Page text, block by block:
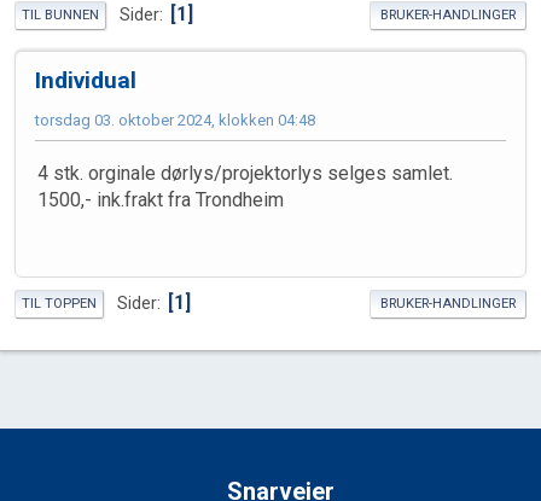
TIL BUNNEN Sider 1 BRUKER-HANDLINGER
Individual
torsdag 03. oktober 2024, klokken 04:48
4 stk. orginale dørlys/projektorlys selges samlet.
1500,- ink.frakt fra Trondheim
TIL TOPPEN Sider 1 BRUKER-HANDLINGER
Snarveier